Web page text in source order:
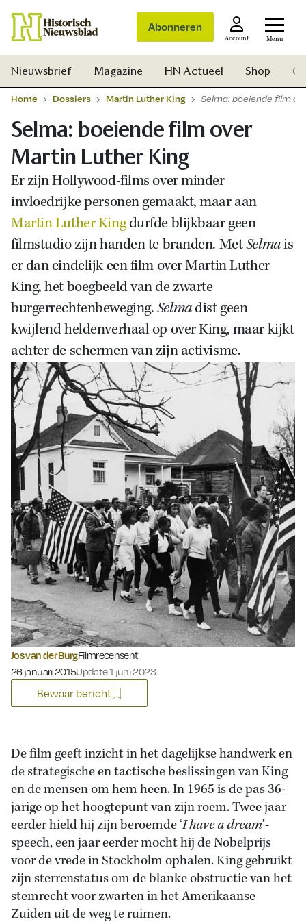
Abonneren
Account Menu
Nieuwsbrief Magazine HN Actueel Shop
Home Dossiers Martin Luther King Selma: boeiende film
Selma: boeiende film over
Martin Luther King
Er zijn Hollywood-films over minder
invloedrijke personen gemaakt, maar aan
Martin Luther Kingdurfde blijkbaar geen
filmstudio zijn handen te branden. MetSelmais
er dan eindelijk een film over Martin Luther
King, het boegbeeld van de zwarte
burgerrechtenbeweging.Selmadist geen
kwijlend heldenverhaal op over King, maar kijkt
achter de schermen van zijn activisme.
Jos van der BurgFilmrecensent
Gepubliceerd op:
26 januari 2015Update 1 juni 2023
Bewaar bericht
De film geeft inzicht in het dagelijkse handwerk en
de strategische en tactische beslissingen van King
en de mensen om hem heen. In 1965 is de pas 36-
jarige op het hoogtepunt van zijn roem. Twee jaar
eerder hield hij zijn beroemde ‘I have a dream’-
speech, een jaar eerder mocht hij de Nobelprijs
voor de vrede in Stockholm ophalen. King gebruikt
zijn sterrenstatus om de blanke obstructie van het
stemrecht voor zwarten in het Amerikaanse
Zuiden uit de weg te ruimen.